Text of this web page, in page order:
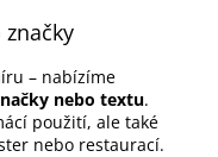
– nabízíme
nebo textu.
použití, ale také
nebo restaurací.